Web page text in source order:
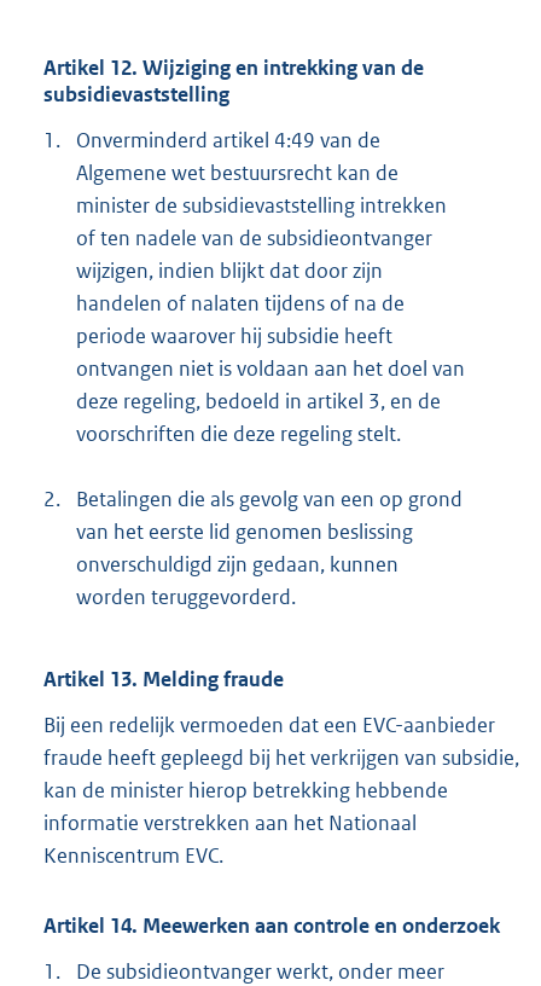
Artikel 12. Wijziging en intrekking van de
subsidievaststelling
1.
Onverminderd artikel 4:49 van de
Algemene wet bestuursrecht kan de
minister de subsidievaststelling intrekken
of ten nadele van de subsidieontvanger
wijzigen, indien blijkt dat door zijn
handelen of nalaten tijdens of na de
periode waarover hij subsidie heeft
ontvangen niet is voldaan aan het doel van
deze regeling, bedoeld in artikel 3, en de
voorschriften die deze regeling stelt.
2.
Betalingen die als gevolg van een op grond
van het eerste lid genomen beslissing
onverschuldigd zijn gedaan, kunnen
worden teruggevorderd.
Artikel 13. Melding fraude
Bij een redelijk vermoeden dat een EVC-aanbieder
fraude heeft gepleegd bij het verkrijgen van subsidie,
kan de minister hierop betrekking hebbende
informatie verstrekken aan het Nationaal
Kenniscentrum EVC.
Artikel 14. Meewerken aan controle en onderzoek
1.
De subsidieontvanger werkt, onder meer